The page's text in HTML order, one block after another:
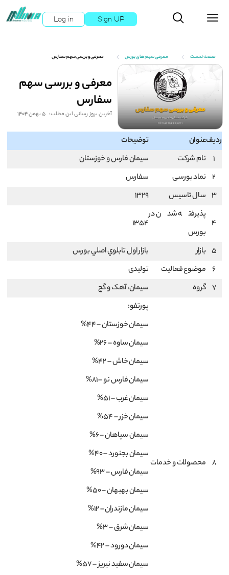
Log in Sign UP
صفحه نخست معرفی سهم های بورس معرفی و بررسی سهم سفارس
معرفی و بررسی سهم
سفارس
آخرین بروز رسانی این مطلب: 5 بهمن 1404
ردیفعنوان
توضیحات
1
نام شرکت
سيمان فارس و خوزستان
2 نماد بورسی
سفارس
3 سال تاسیس 1329
4
پذیرفته شدن در
بورس
1354
5 بازار
بازار اول تابلوي اصلي بورس
6 موضوع فعالیت
تولیدی
7 گروه سيمان، آهک و گچ
8 محصولات و خدمات
پورتفو:
سيمان خوزستان – 44%
سيمان ساوه – 26%
سيمان خاش – 42%
سيمان فارس نو – 81%
سيمان غرب – 51%
سيمان خزر – 54%
سيمان سپاهان – 6%
سيمان بجنورد – 40%
سيمان فارس – 93%
سيمان بهبهان – 50%
سيمان مازندران – 12%
سيمان شرق – 3%
سيمان دورود – 42%
سيمان سفيد نيريز – 57%